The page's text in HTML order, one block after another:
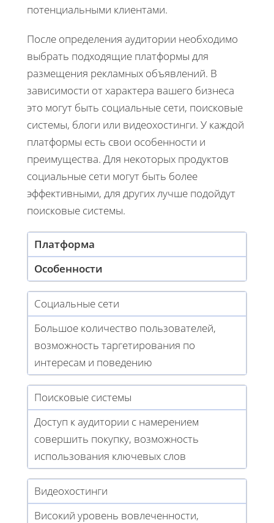
потенциальными клиентами.
После определения аудитории необходимо
выбрать подходящие платформы для
размещения рекламных объявлений. В
зависимости от характера вашего бизнеса
это могут быть социальные сети, поисковые
системы, блоги или видеохостинги. У каждой
платформы есть свои особенности и
преимущества. Для некоторых продуктов
социальные сети могут быть более
эффективными, для других лучше подойдут
поисковые системы.
Платформа
Особенности
Социальные сети
Большое количество пользователей,
возможность таргетирования по
интересам и поведению
Поисковые системы
Доступ к аудитории с намерением
совершить покупку, возможность
использования ключевых слов
Видеохостинги
Високий уровень вовлеченности,